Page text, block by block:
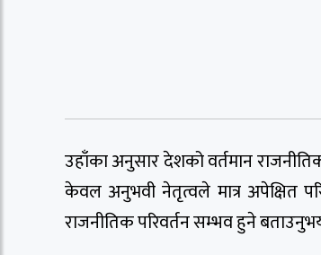
उहाँका अनुसार देशको वर्तमान
केवल अनुभवी नेतृत्वले मात्र अपेक्षित
राजनीतिक परिवर्तन सम्भव हुने